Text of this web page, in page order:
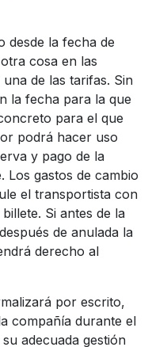
desde la fecha de
cosa en las
de las tarifas. Sin
la fecha para la que
para el que
podrá hacer uso
y pago de la
Los gastos de cambio
el transportista con
Si antes de la
de anulada la
derecho al
por escrito,
compañía durante el
adecuada gestión